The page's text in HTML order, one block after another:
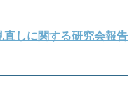
直しに関する研究会報告